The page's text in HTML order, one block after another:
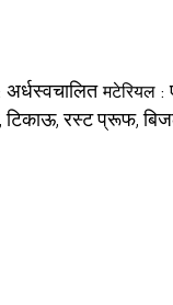
अर्धस्वचालित मटेरियल :
टिकाऊ, रस्ट प्रूफ,